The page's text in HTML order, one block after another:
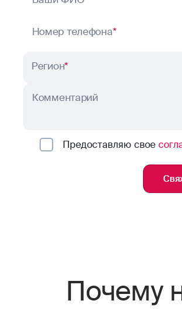
Номер телефона*
Регион*
Комментарий
Предоставляю свое
Почему